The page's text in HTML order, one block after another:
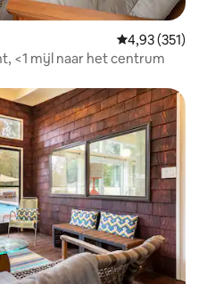
Gemiddelde
4,93 (351)
<1 mijl naar het centrum